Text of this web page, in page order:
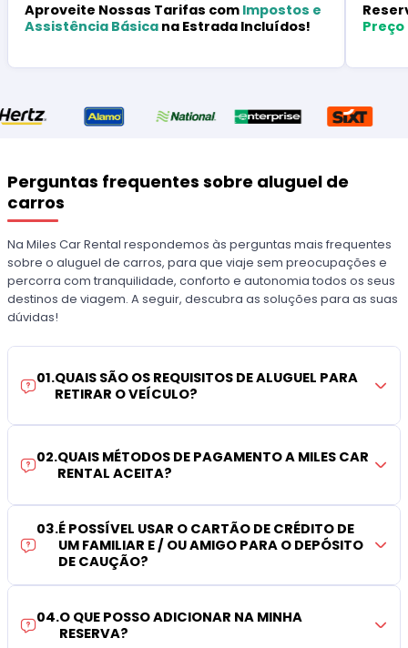
Aproveite Nossas Tarifas com Impostos e
Assistência Básica na Estrada Incluídos!
Preço
Perguntas frequentes sobre aluguel de
carros
Na Miles Car Rental respondemos às perguntas mais frequentes
sobre o aluguel de carros, para que viaje sem preocupações e
percorra com tranquilidade, conforto e autonomia todos os seus
destinos de viagem. A seguir, descubra as soluções para as suas
dúvidas!
01.QUAIS SÃO OS REQUISITOS DE ALUGUEL PARA
RETIRAR O VEÍCULO?
02.QUAIS MÉTODOS DE PAGAMENTO A MILES CAR
RENTAL ACEITA?
03.É POSSÍVEL USAR O CARTÃO DE CRÉDITO DE
UM FAMILIAR E / OU AMIGO PARA O DEPÓSITO
DE CAUÇÃO?
04.O QUE POSSO ADICIONAR NA MINHA
RESERVA?